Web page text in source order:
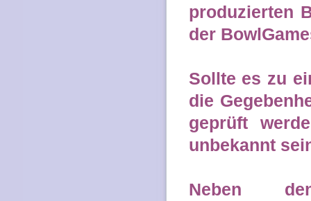
produzierten
der
Sollte es zu
die
geprüft
unbekannt
Neben